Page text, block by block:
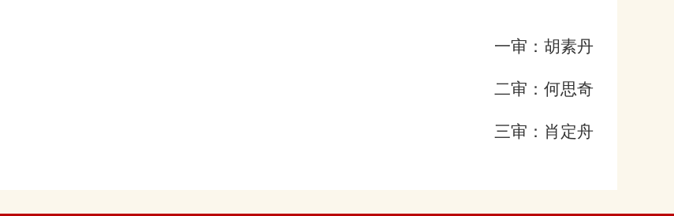
一审：胡素丹
二审：何思奇
三审：肖定舟